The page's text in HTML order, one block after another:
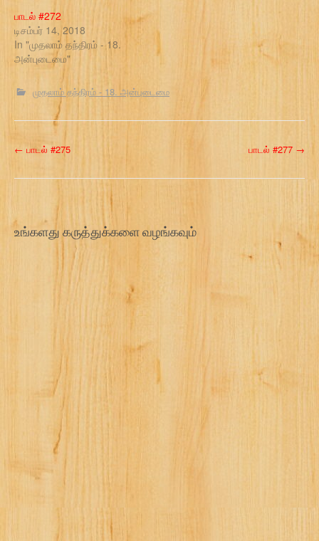
பாடல் #272
டிசம்பர் 14, 2018
In "முதலாம் தந்திரம் - 18.
அன்புடைமை"
முதலாம் தந்திரம் - 18. அன்புடைமை
P
o
t
o
← பாடல் #275 பாடல் #277 →
உங்களது கருத்துக்களை வழங்கவும்